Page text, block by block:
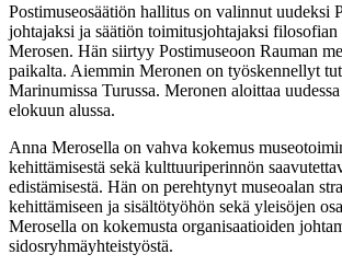
Postimuseosäätiön hallitus on valinnut uudeksi
johtajaksi ja säätiön toimitusjohtajaksi filosofian
Merosen. Hän siirtyy Postimuseoon Rauman
paikalta. Aiemmin Meronen on työskennellyt
Marinumissa Turussa. Meronen aloittaa uudessa
elokuun alussa.
Anna Merosella on vahva kokemus
kehittämisestä sekä kulttuuriperinnön
edistämisestä. Hän on perehtynyt museoalan
kehittämiseen ja sisältötyöhön sekä yleisöjen
Merosella on kokemusta organisaatioiden
sidosryhmäyhteistyöstä.